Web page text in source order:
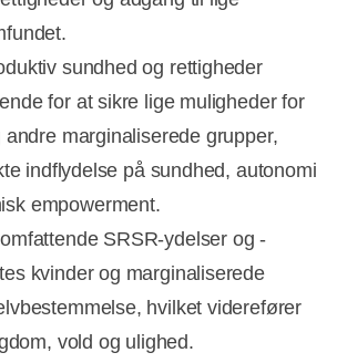
sundhed og rettigheder
for at sikre lige muligheder for
andre marginaliserede grupper,
indflydelse på sundhed, autonomi
empowerment.
SRSR-ydelser og -
kvinder og marginaliserede
hvilket viderefører
vold og ulighed.